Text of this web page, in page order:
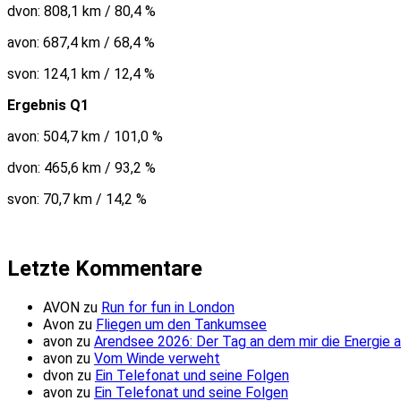
dvon: 808,1 km / 80,4 %
avon: 687,4 km / 68,4 %
svon: 124,1 km / 12,4 %
Ergebnis Q1
avon: 504,7 km / 101,0 %
dvon: 465,6 km / 93,2 %
svon: 70,7 km / 14,2 %
Letzte Kommentare
AVON zu Run for fun in London
Avon zu Fliegen um den Tankumsee
avon zu Arendsee 2026: Der Tag an dem mir die Energie
avon zu Vom Winde verweht
dvon zu Ein Telefonat und seine Folgen
avon zu Ein Telefonat und seine Folgen